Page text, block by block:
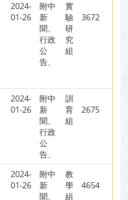
2024-
01-26
附中
新
聞、
行政
公
告、
實
驗
研
究
組
3672
2024-
01-26
附中
新
聞、
行政
公
告、
訓
育
組
2675
2024-
01-26
附中
新
聞、
教
學
組
4654